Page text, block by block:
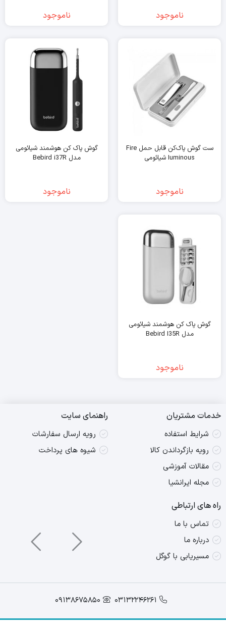
ناموجود ناموجود
ست گوش پاک‌کن قابل حمل Fire
Iuminous شیائومی
ناموجود
گوش پاک کن هوشمند شیائومی
مدل Bebird i37R
ناموجود
گوش پاک کن هوشمند شیائومی
مدل Bebird I35R
ناموجود
خدمات مشتریان
شرایط استفاده
رویه بازگرداندن کالا
مقالات آموزشی
مجله ایرانشیا
راهنمای سایت
رویه ارسال سفارشات
شیوه های پرداخت
راه های ارتباطی
تماس با ما
درباره ما
مسیریابی با گوگل
03132246261
09138675850